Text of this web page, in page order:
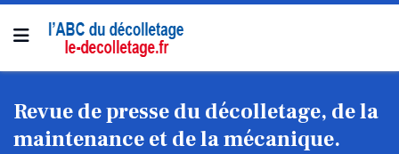
Revue de presse du décolletage, de la
maintenance et de la mécanique.